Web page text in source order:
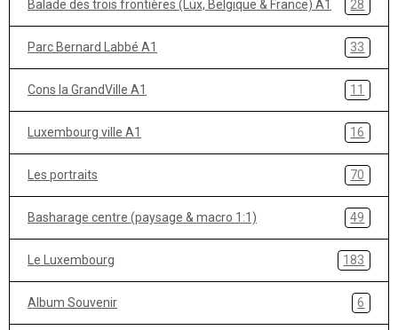
Balade des trois frontières (Lux, Belgique & France) A1 28
Parc Bernard Labbé A1 33
Cons la GrandVille A1 11
Luxembourg ville A1 16
Les portraits 70
Basharage centre (paysage & macro 1:1) 49
Le Luxembourg 183
Album Souvenir 6